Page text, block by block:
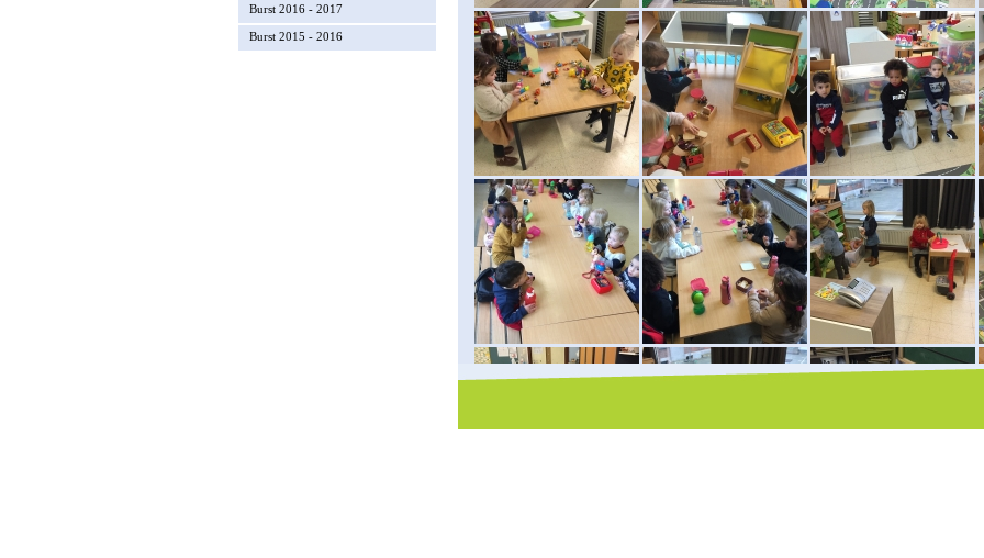
Burst 2016 - 2017
Burst 2015 - 2016